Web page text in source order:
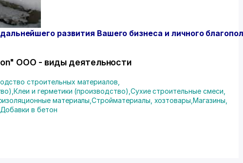
развития Вашего бизнеса и личного
ООО - виды деятельности
строительных материалов
,Клеи и герметики (производство) Сухие строительные смеси
материалы ,Стройматериалы, хозтовары ,Магазины
Добавки в бетон